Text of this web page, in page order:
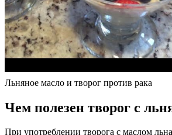
Льняное масло и творог против рака
Чем полезен творог с
При употреблении творога с маслом